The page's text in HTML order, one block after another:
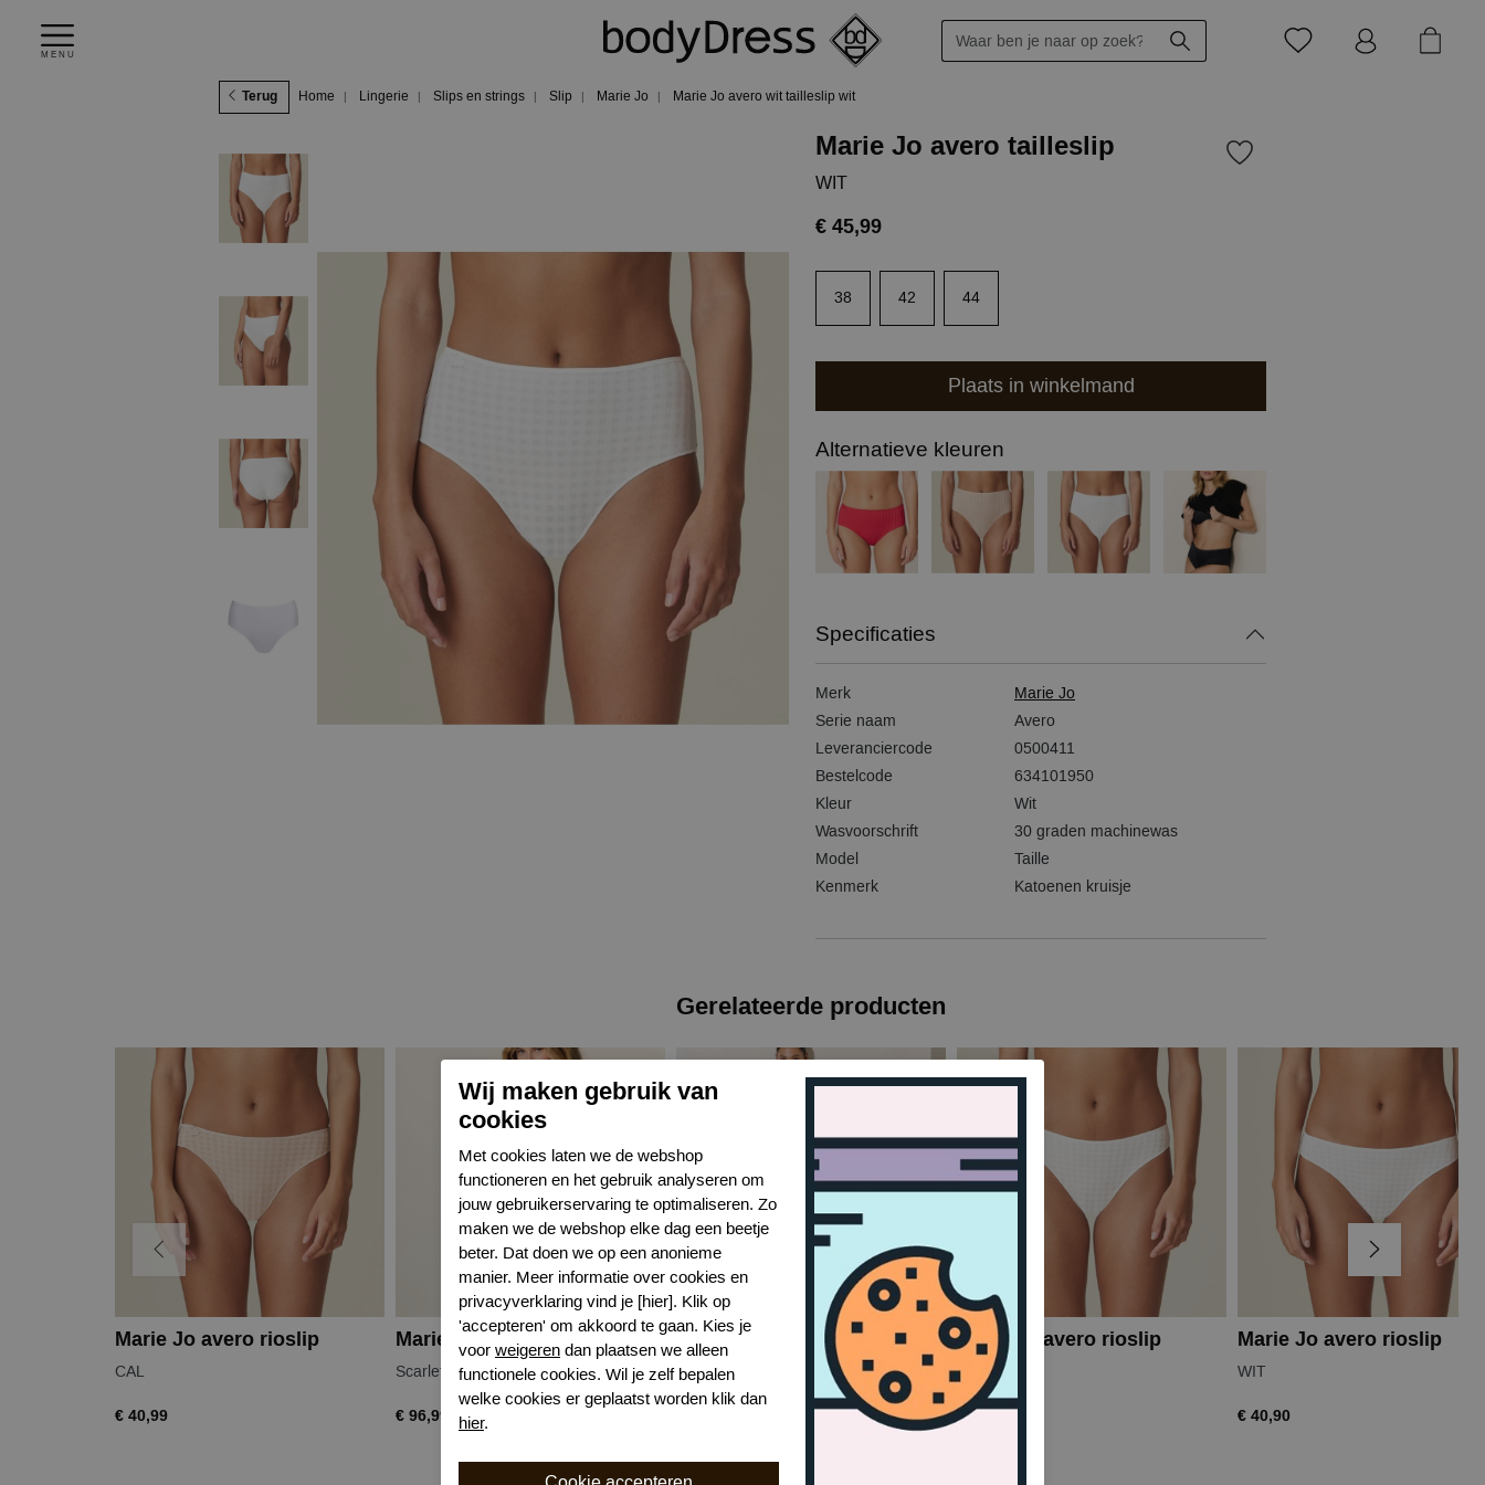
MENU
Terug Home Lingerie Slips en strings Slip Marie Jo Marie Jo avero wit tailleslip wit
Marie Jo avero tailleslip
WIT
€ 45,99
38 42 44
Plaats in winkelmand
Alternatieve kleuren
Specificaties
Merk
Marie Jo
Serie naam
Avero
Leveranciercode
0500411
Bestelcode
634101950
Kleur
Wit
Wasvoorschrift
30 graden machinewas
Model
Taille
Kenmerk
Katoenen kruisje
Gerelateerde producten
Marie Jo avero rioslip
CAL
€ 40,99
Marie Jo avero voorgevormde bh
Scarlet
€ 96,99
Marie Jo avero strapless bh
CAL
Marie Jo avero rioslip
NAT
€ 40,99
Marie Jo avero rioslip
WIT
€ 40,90
Wij maken gebruik van
cookies
Met cookies laten we de webshop
functioneren en het gebruik analyseren om
jouw gebruikerservaring te optimaliseren. Zo
maken we de webshop elke dag een beetje
beter. Dat doen we op een anonieme
manier. Meer informatie over cookies en
privacyverklaring vind je [hier]. Klik op
'accepteren' om akkoord te gaan. Kies je
voor weigeren dan plaatsen we alleen
functionele cookies. Wil je zelf bepalen
welke cookies er geplaatst worden klik dan
hier.